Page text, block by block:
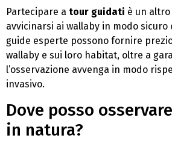
Partecipare a tour guidati è un
avvicinarsi ai wallaby in modo sicuro
guide esperte possono fornire
wallaby e sui loro habitat, oltre a
l’osservazione avvenga in modo
invasivo.
Dove posso
in natura?